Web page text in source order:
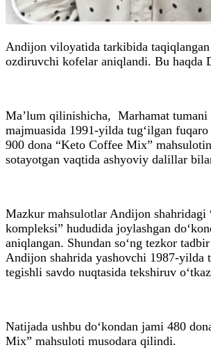
Andijon viloyatida tarkibida taqiqlangan
ozdiruvchi kofelar aniqlandi. Bu haqda
Ma’lum qilinishicha, Marhamat tumani
majmuasida 1991-yilda tug‘ilgan
900 dona “Keto Coffee Mix”
sotayotgan vaqtida ashyoviy dalillar
Mazkur mahsulotlar Andijon shahridagi
kompleksi” hududida joylashgan
aniqlangan. Shundan so‘ng tezkor
Andijon shahrida yashovchi 1987-yilda
tegishli savdo nuqtasida tekshiruv
Natijada ushbu do‘kondan jami 480
Mix” mahsuloti musodara qilindi.